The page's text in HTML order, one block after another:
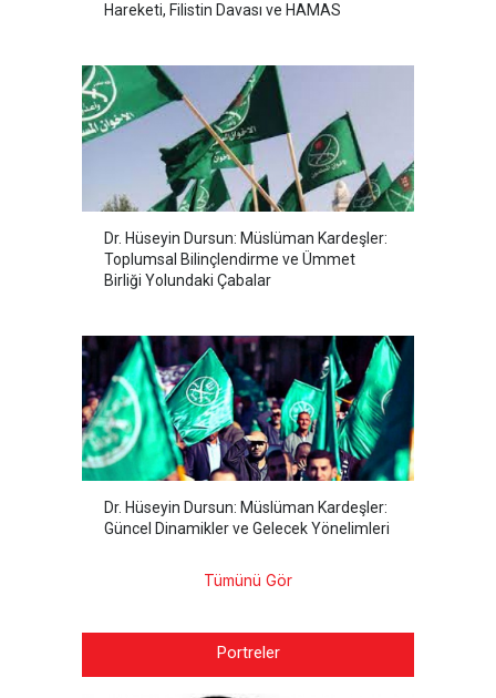
Hareketi, Filistin Davası ve HAMAS
Dr. Hüseyin Dursun: Müslüman Kardeşler:
Toplumsal Bilinçlendirme ve Ümmet
Birliği Yolundaki Çabalar
Dr. Hüseyin Dursun: Müslüman Kardeşler:
Güncel Dinamikler ve Gelecek Yönelimleri
Tümünü Gör
Portreler